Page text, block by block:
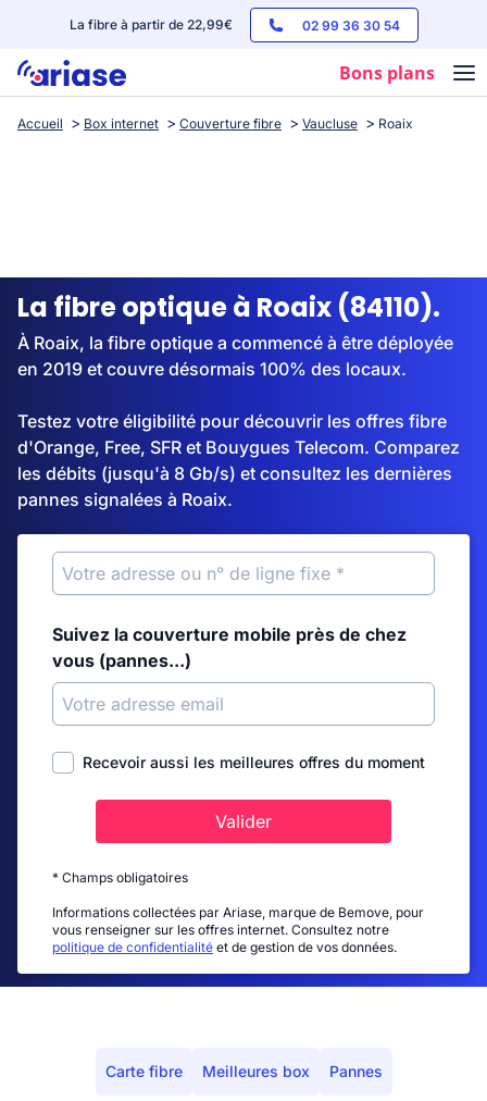
La fibre à partir de 22,99€ 02 99 36 30 54
Bons plans
Box internet
Streaming
Accueil Box internet Couverture fibre Vaucluse Roaix
La fibre optique à Roaix (84110).
À Roaix, la fibre optique a commencé à être déployée
en 2019 et couvre désormais 100% des locaux.
Testez votre éligibilité pour découvrir les offres fibre
d'Orange, Free, SFR et Bouygues Telecom. Comparez
les débits (jusqu'à 8 Gb/s) et consultez les dernières
pannes signalées à Roaix.
Suivez la couverture mobile près de chez
vous (pannes...)
Recevoir aussi les meilleures offres du moment
Valider
* Champs obligatoires
Informations collectées par Ariase, marque de Bemove, pour
vous renseigner sur les offres internet. Consultez notre
politique de confidentialité et de gestion de vos données.
Carte fibre Meilleures box Pannes